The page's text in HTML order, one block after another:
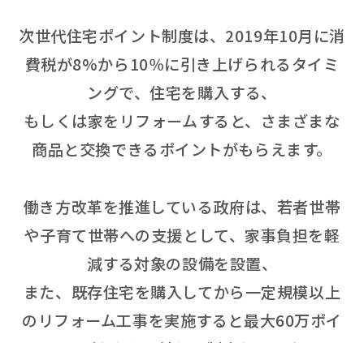
次世代住宅ポイント制度は、2019年10月に消
費税が8%から10％に引き上げられるタイミ
ングで、住宅を購入する、
もしくは家をリフォームすると、さまざまな
商品と交換できるポイントがもらえます。
働き方改革を推進している政府は、若者世帯
や子育て世帯への支援として、家事負担を軽
減する対象の設備を設置、
また、既存住宅を購入してから一定規模以上
のリフォーム工事を実施すると最大60万ポイ